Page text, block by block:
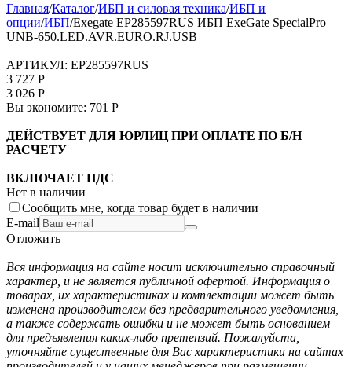
Главная/Каталог/ИБП и силовая техника/ИБП и
опции/ИБП/Exegate EP285597RUS ИБП ExeGate SpecialPro
UNB-650.LED.AVR.EURO.RJ.USB
АРТИКУЛ: EP285597RUS
3 727 Р
3 026 Р
Вы экономите: 701 Р
ДЕЙСТВУЕТ ДЛЯ ЮРЛИЦ ПРИ ОПЛАТЕ ПО Б/Н
РАСЧЕТУ
ВКЛЮЧАЕТ НДС
Нет в наличии
Сообщить мне, когда товар будет в наличии
E-mail
Отложить
Вся информация на сайте носит исключительно справочный
характер, и не является публичной офертой. Информация о
товарах, их характеристиках и комплектации может быть
изменена производителем без предварительного уведомления,
а также содержать ошибки и не может быть основанием
для предъявления каких-либо претензий. Пожалуйста,
уточняйте существенные для Вас характеристики на сайтах